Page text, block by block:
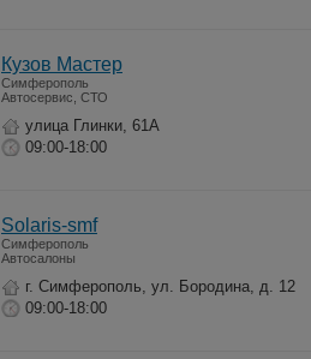
Кузов Мастер
Симферополь
Автосервис, СТО
улица Глинки, 61А
09:00-18:00
Solaris-smf
Симферополь
Автосалоны
г. Симферополь, ул. Бородина, д. 12
09:00-18:00